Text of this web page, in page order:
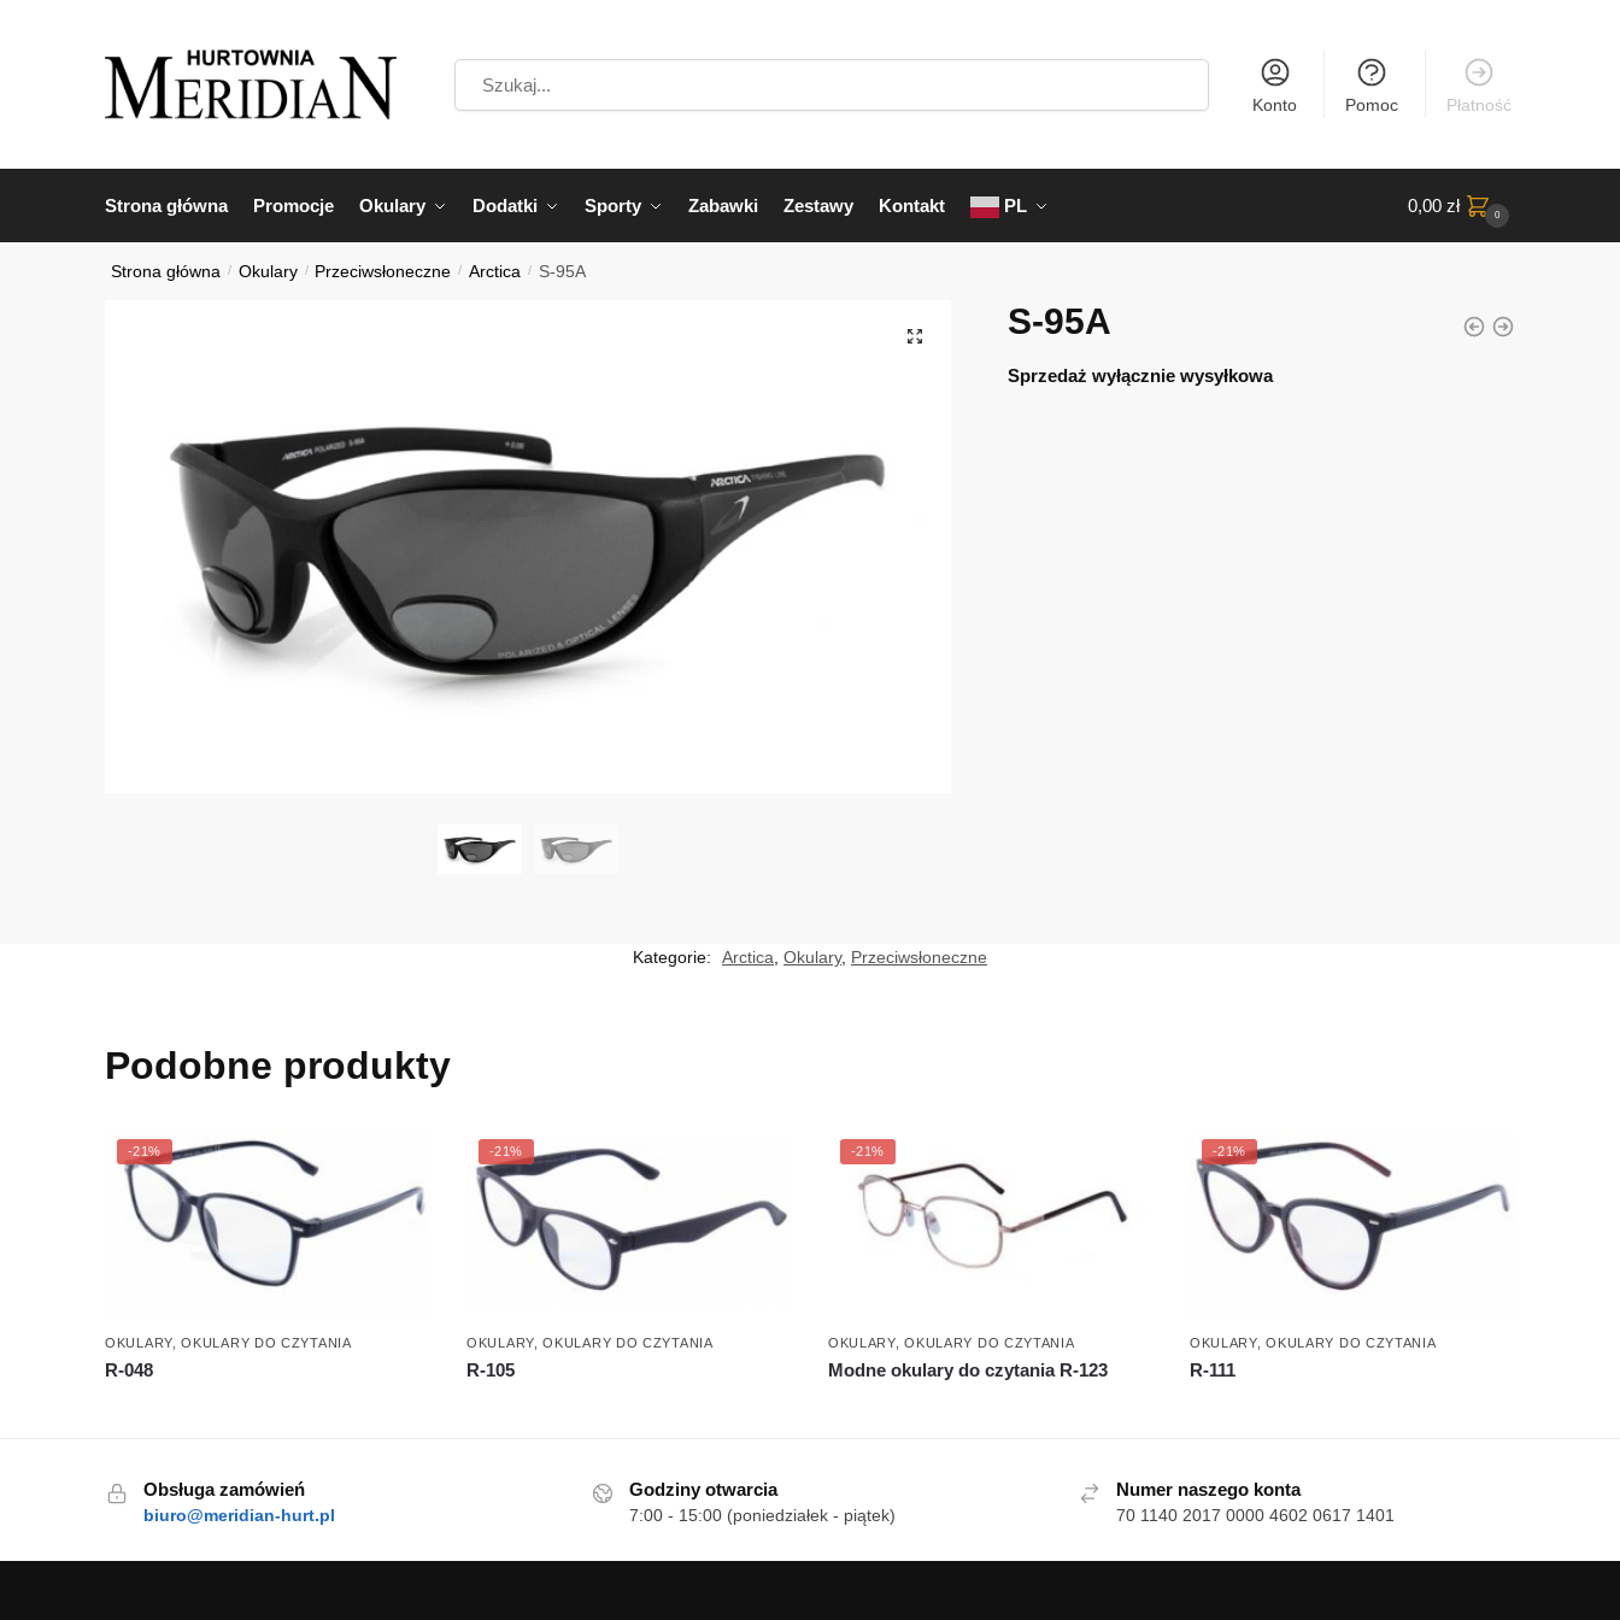
Konto Pomoc Płatność
Strona główna Promocje Okulary Dodatki Sporty Zabawki Zestawy Kontakt PL 0,00 zł 0
Strona główna / Okulary / Przeciwsłoneczne / Arctica / S-95A
S-95A
Sprzedaż wyłącznie wysyłkowa
Kategorie: Arctica Okulary, Przeciwsłoneczne
Podobne produkty
-21%
OKULARY,OKULARY DO CZYTANIA
R-048
-21%
OKULARY,OKULARY DO CZYTANIA
R-105
-21%
OKULARY,OKULARY DO CZYTANIA
Modne okulary do czytania R-123
-21%
OKULARY,OKULARY DO CZYTANIA
R-111
Obsługa zamówień
biuro@meridian-hurt.pl
Godziny otwarcia
7:00 - 15:00 (poniedziałek - piątek)
Numer naszego konta
70 1140 2017 0000 4602 0617 1401